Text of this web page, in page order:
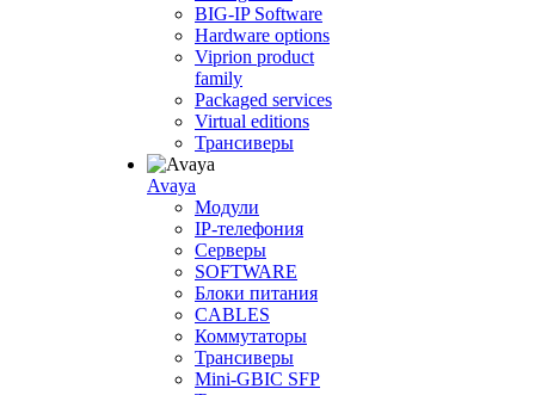
BIG-IP Software
Hardware options
Viprion product
family
Packaged services
Virtual editions
Трансиверы
Avaya
Модули
IP-телефония
Серверы
SOFTWARE
Блоки питания
CABLES
Коммутаторы
Трансиверы
Mini-GBIC SFP